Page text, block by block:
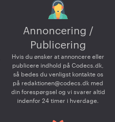
Annoncering /
Publicering
Hvis du ønsker at annoncere eller
publicere indhold på Codecs.dk,
så bedes du venligst kontakte os
på redaktionen@codecs.dk med
din forespørgsel og vi svarer altid
indenfor 24 timer i hverdage.